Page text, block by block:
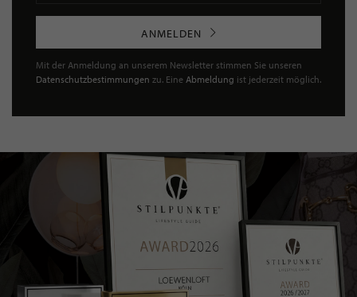
ANMELDEN
Mit der Anmeldung an unserem Newsletter stimmen Sie unseren
Datenschutzbestimmungen zu. Eine Abmeldung ist jederzeit möglich.